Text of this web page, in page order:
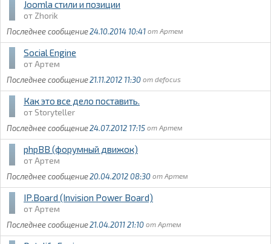
Joomla стили и позиции
Zhorik
24.10.2014 10:41
Артем
Social Engine
Артем
21.11.2012 11:30
defocus
Как это все дело поставить.
Storyteller
24.07.2012 17:15
Артем
phpBB (форумный движок)
Артем
20.04.2012 08:30
Артем
IP.Board (Invision Power Board)
Артем
21.04.2011 21:10
Артем